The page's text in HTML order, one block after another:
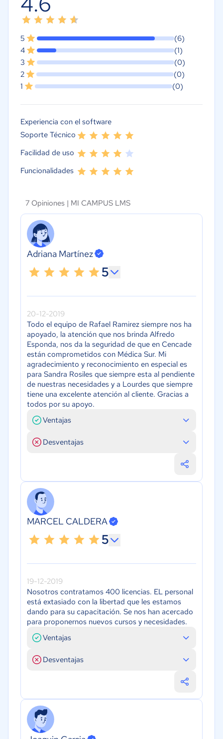
5
(6)
4
(1)
3
(0)
2
(0)
1
(0)
Experiencia con el software
Soporte Técnico
Facilidad de uso
Funcionalidades
7 Opiniones | MI CAMPUS LMS
Adriana Martínez
5
20-12-2019
Todo el equipo de Rafael Ramirez siempre nos ha
apoyado, la atención que nos brinda Alfredo
Esponda, nos da la seguridad de que en Cencade
están comprometidos con Médica Sur. Mi
agradecimiento y reconocimiento en especial es
para Sandra Rosiles que siempre esta al pendiente
de nuestras necesidades y a Lourdes que siempre
tiene una excelente atención al cliente. Gracias a
todos por su apoyo.
Ventajas
Desventajas
MARCEL CALDERA
5
19-12-2019
Nosotros contratamos 400 licencias. EL personal
está extasiado con la libertad que les estamos
dando para su capacitación. Se nos han acercado
para proponernos nuevos cursos y necesidades.
Ventajas
Desventajas